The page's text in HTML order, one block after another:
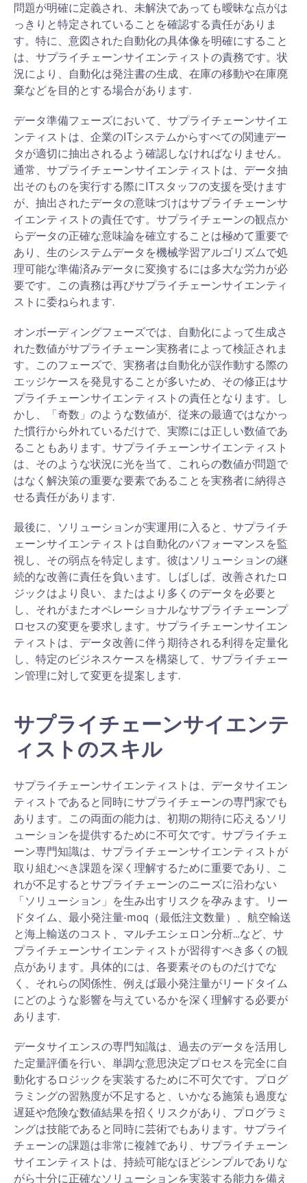
問題が明確に定義され、未解決であっても曖昧な点がは
っきりと特定されていることを確認する責任がありま
す。特に、意図された自動化の具体像を明確にすること
は、サプライチェーンサイエンティストの責務です。状
況により、自動化は発注書の生成、在庫の移動や在庫廃
棄などを目的とする場合があります.
データ準備フェーズにおいて、サプライチェーンサイエ
ンティストは、企業のITシステムからすべての関連デー
タが適切に抽出されるよう確認しなければなりません。
通常、サプライチェーンサイエンティストは、データ抽
出そのものを実行する際にITスタッフの支援を受けます
が、抽出されたデータの意味づけはサプライチェーンサ
イエンティストの責任です。サプライチェーンの観点か
らデータの正確な意味論を確立することは極めて重要で
あり、生のシステムデータを機械学習アルゴリズムで処
理可能な準備済みデータに変換するには多大な労力が必
要です。この責務は再びサプライチェーンサイエンティ
ストに委ねられます.
オンボーディングフェーズでは、自動化によって生成さ
れた数値がサプライチェーン実務者によって検証されま
す。このフェーズで、実務者は自動化が誤作動する際の
エッジケースを発見することが多いため、その修正はサ
プライチェーンサイエンティストの責任となります。し
かし、「奇数」のような数値が、従来の最適ではなかっ
た慣行から外れているだけで、実際には正しい数値であ
ることもあります。サプライチェーンサイエンティスト
は、そのような状況に光を当て、これらの数値が問題で
はなく解決策の重要な要素であることを実務者に納得さ
せる責任があります.
最後に、ソリューションが実運用に入ると、サプライチ
ェーンサイエンティストは自動化のパフォーマンスを監
視し、その弱点を特定します。彼はソリューションの継
続的な改善に責任を負います。しばしば、改善されたロ
ジックはより良い、またはより多くのデータを必要と
し、それがまたオペレーショナルなサプライチェーンプ
ロセスの変更を要求します。サプライチェーンサイエン
ティストは、データ改善に伴う期待される利得を定量化
し、特定のビジネスケースを構築して、サプライチェー
ン管理に対して変更を提案します.
サプライチェーンサイエンテ
ィストのスキル
サプライチェーンサイエンティストは、データサイエン
ティストであると同時にサプライチェーンの専門家でも
あります。この両面の能力は、初期の期待に応えるソリ
ューションを提供するために不可欠です。サプライチェ
ーン専門知識は、サプライチェーンサイエンティストが
取り組むべき課題を深く理解するために重要であり、こ
れが不足するとサプライチェーンのニーズに沿わない
「ソリューション」を生み出すリスクを孕みます。リー
ドタイム、最小発注量-moq（最低注文数量）、航空輸送
と海上輸送のコスト、マルチエシェロン分析…など、サ
プライチェーンサイエンティストが習得すべき多くの観
点があります。具体的には、各要素そのものだけでな
く、それらの関係性、例えば最小発注量がリードタイム
にどのような影響を与えているかを深く理解する必要が
あります.
データサイエンスの専門知識は、過去のデータを活用し
た定量評価を行い、単調な意思決定プロセスを完全に自
動化するロジックを実装するために不可欠です。プログ
ラミングの習熟度が不足すると、いかなる施策も過度な
遅延や危険な数値結果を招くリスクがあり、プログラミ
ングは技能であると同時に芸術でもあります。サプライ
チェーンの課題は非常に複雑であり、サプライチェーン
サイエンティストは、持続可能なほどシンプルでありな
がら十分に正確なソリューションを実装する能力を備え